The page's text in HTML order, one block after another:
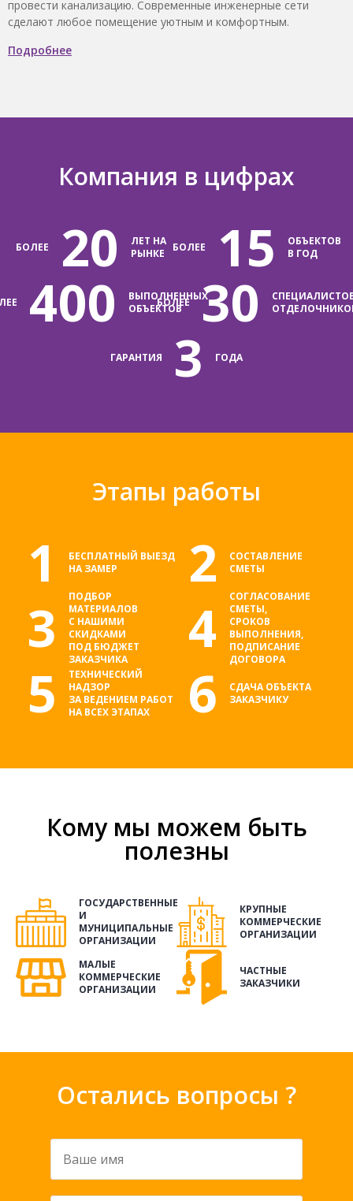
провести канализацию. Современные инженерные сети
сделают любое помещение уютным и комфортным.
Подробнее
Компания в цифрах
БОЛЕЕ 20
ЛЕТ НА
РЫНКЕ
БОЛЕЕ 15
ОБЪЕКТОВ
В ГОД
400
ВЫПОЛНЕННЫХ
ОБЪЕКТОВ
БОЛЕЕ 30
ГАРАНТИЯ 3 ГОДА
Этапы работы
1
БЕСПЛАТНЫЙ ВЫЕЗД
НА ЗАМЕР
2
СОСТАВЛЕНИЕ
СМЕТЫ
3
ПОДБОР
МАТЕРИАЛОВ
С НАШИМИ
СКИДКАМИ
ПОД БЮДЖЕТ
ЗАКАЗЧИКА
4
СОГЛАСОВАНИЕ
СМЕТЫ,
СРОКОВ
ВЫПОЛНЕНИЯ,
ПОДПИСАНИЕ
ДОГОВОРА
5
ТЕХНИЧЕСКИЙ
НАДЗОР
ЗА ВЕДЕНИЕМ РАБОТ
НА ВСЕХ ЭТАПАХ
6
СДАЧА ОБЪЕКТА
ЗАКАЗЧИКУ
Кому мы можем быть
полезны
ГОСУДАРСТВЕННЫЕ
И
МУНИЦИПАЛЬНЫЕ
ОРГАНИЗАЦИИ
КРУПНЫЕ
КОММЕРЧЕСКИЕ
ОРГАНИЗАЦИИ
МАЛЫЕ
КОММЕРЧЕСКИЕ
ОРГАНИЗАЦИИ
ЧАСТНЫЕ
ЗАКАЗЧИКИ
Остались вопросы ?
имя